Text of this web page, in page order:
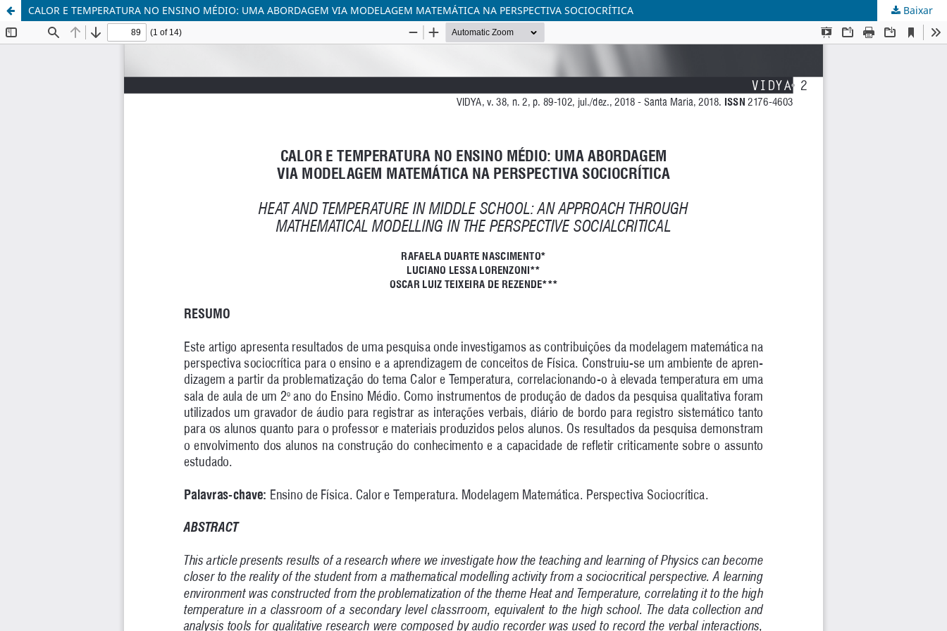
CALOR E TEMPERATURA NO ENSINO MÉDIO: UMA ABORDAGEM VIA MODELAGEM MATEMÁTICA NA PERSPECTIVA SOCIOCRÍTICA Baixar